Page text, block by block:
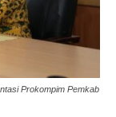
Prokompim Pemkab